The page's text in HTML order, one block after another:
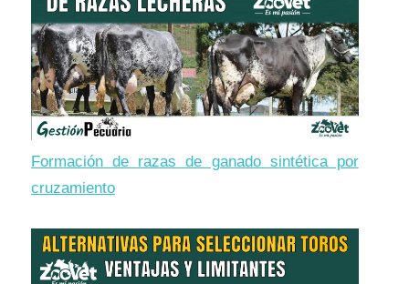
Formación de razas de ganado sintética por
cruzamiento